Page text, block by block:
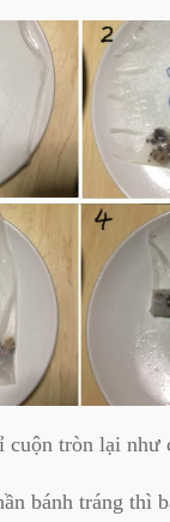
cuộn tròn lại như
bánh tráng thì